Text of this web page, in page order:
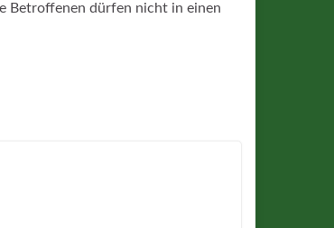
Betroffenen dürfen nicht in einen